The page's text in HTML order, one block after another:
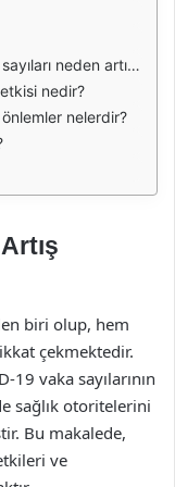
neden artıyor?
etkisi nedir?
nelerdir?
biri olup, hem
çekmektedir.
19 vaka sayılarının
sağlık otoritelerini
Bu makalede,
ve